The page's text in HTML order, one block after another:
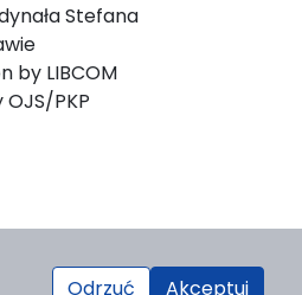
Stefana
by LIBCOM
PKP
Odrzuć Akceptuj